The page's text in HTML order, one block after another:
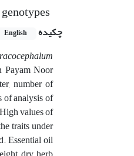
چکیده English
Payam Noor
number of
of analysis of
values of
traits under
Essential oil